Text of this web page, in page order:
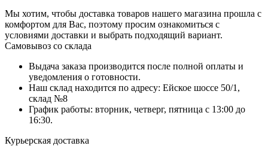
Мы хотим, чтобы доставка товаров нашего магазина прошла с
комфортом для Вас, поэтому просим ознакомиться с
условиями доставки и выбрать подходящий вариант.
Самовывоз со склада
Выдача заказа производится после полной оплаты и
уведомления о готовности.
Наш склад находится по адресу: Ейское шоссе 50/1,
склад №8
График работы: вторник, четверг, пятница с 13:00 до
16:30.
Курьерская доставка